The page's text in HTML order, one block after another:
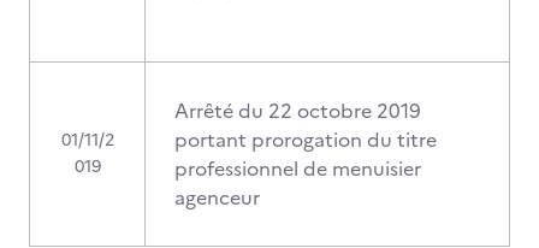
01/11/2
019
Arrêté du 22 octobre 2019
portant prorogation du titre
professionnel de menuisier
agenceur